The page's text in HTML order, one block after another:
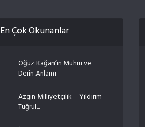
En Çok Okunanlar
Oğuz Kağan’ın Mührü ve
Derin Anlamı
Azgın Milliyetçilik – Yıldırım
Tuğrul...